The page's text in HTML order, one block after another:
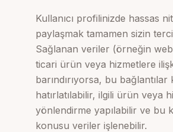
Kullanıcı profilinizde hassas
paylaşmak tamamen sizin
Sağlanan veriler (örneğin web
ticari ürün veya hizmetlere
barındırıyorsa, bu bağlantılar
hatırlatılabilir, ilgili ürün veya
yönlendirme yapılabilir ve bu
konusu veriler işlenebilir.